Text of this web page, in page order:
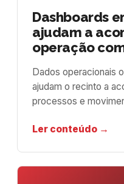
Dashboards
ajudam a
operação
Dados operacionais
ajudam o recinto a
processos e
Ler conteúdo →